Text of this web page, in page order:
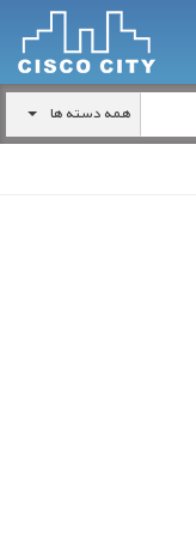
همه دسته ها